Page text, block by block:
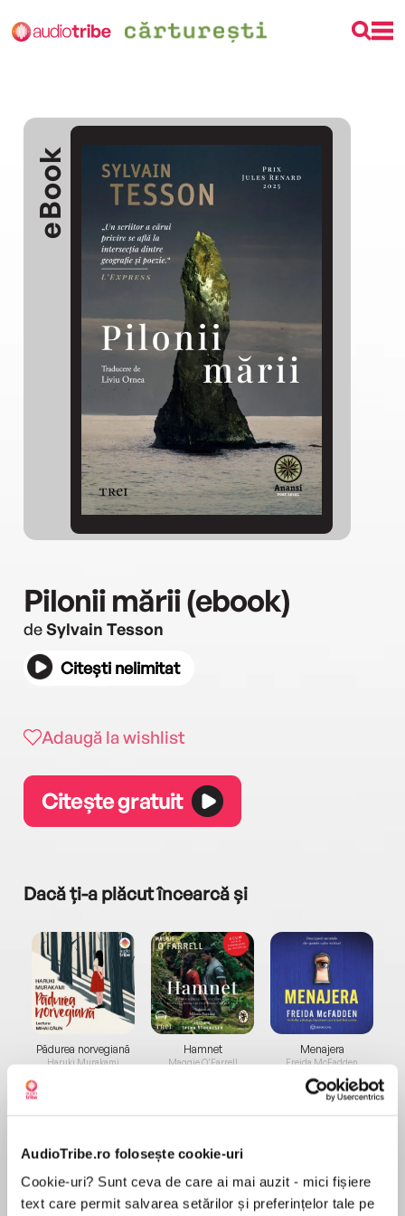
AudioTribe.ro folosește cookie-uri
Cookie-uri? Sunt ceva de care ai mai auzit - mici fișiere
text care permit salvarea setărilor și preferințelor tale pe
eBook
Pilonii mării (ebook)
deSylvain Tesson
Citești nelimitat
Adaugă la wishlist
Citește gratuit
Dacă ți-a plăcut încearcă și
Pădurea norvegiană
Haruki Murakami
Hamnet
Maggie O'Farrell
Menajera
Freida McFadden